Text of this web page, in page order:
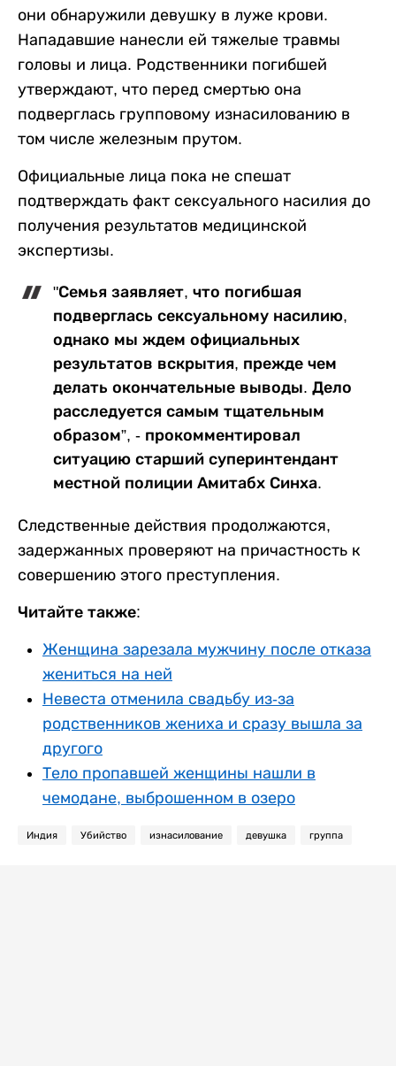
они обнаружили девушку в луже крови.
Нападавшие нанесли ей тяжелые травмы
головы и лица. Родственники погибшей
утверждают, что перед смертью она
подверглась групповому изнасилованию в
том числе железным прутом.
Официальные лица пока не спешат
подтверждать факт сексуального насилия до
получения результатов медицинской
экспертизы.
"Семья заявляет, что погибшая
подверглась сексуальному насилию,
однако мы ждем официальных
результатов вскрытия, прежде чем
делать окончательные выводы. Дело
расследуется самым тщательным
образом”, - прокомментировал
ситуацию старший суперинтендант
местной полиции Амитабх Синха.
Следственные действия продолжаются,
задержанных проверяют на причастность к
совершению этого преступления.
Читайте также:
Женщина зарезала мужчину после отказа
жениться на ней
Невеста отменила свадьбу из-за
родственников жениха и сразу вышла за
другого
Тело пропавшей женщины нашли в
чемодане, выброшенном в озеро
Индия Убийство изнасилование девушка группа